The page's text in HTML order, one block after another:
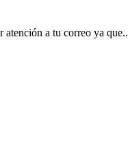
a tu correo ya que